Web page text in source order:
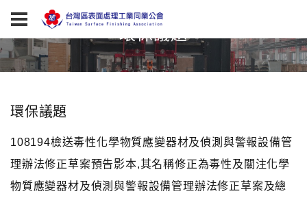
環保議題
環保議題
108194檢送毒性化學物質應變器材及偵測與警報設備管
理辦法修正草案預告影本,其名稱修正為毒性及關注化學
物質應變器材及偵測與警報設備管理辦法修正草案及總